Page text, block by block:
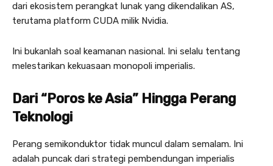
dari ekosistem perangkat lunak yang dikendalikan AS,
terutama platform CUDA milik Nvidia.
Ini bukanlah soal keamanan nasional. Ini selalu tentang
melestarikan kekuasaan monopoli imperialis.
Dari “Poros ke Asia” Hingga Perang
Teknologi
Perang semikonduktor tidak muncul dalam semalam. Ini
adalah puncak dari strategi pembendungan imperialis